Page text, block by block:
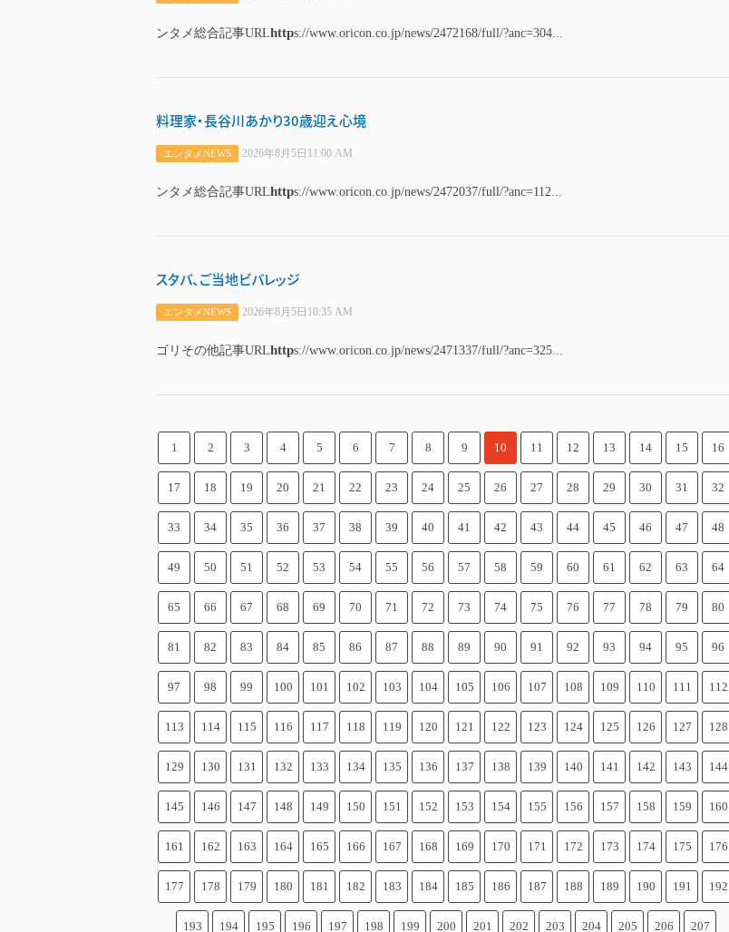
ンタメ総合記事URLhttps://www.oricon.co.jp/news/2472168/full/?anc=304...
料理家・長谷川あかり30歳迎え心境
エンタメNEWS 2026年8月5日11:00 AM
ンタメ総合記事URLhttps://www.oricon.co.jp/news/2472037/full/?anc=112...
スタバ、ご当地ビバレッジ
エンタメNEWS 2026年8月5日10:35 AM
ゴリその他記事URLhttps://www.oricon.co.jp/news/2471337/full/?anc=325...
1 2 3 4 5 6 7 8 9 10 11 12 13 14 15 16
17 18 19 20 21 22 23 24 25 26 27 28 29 30 31 32
33 34 35 36 37 38 39 40 41 42 43 44 45 46 47 48
49 50 51 52 53 54 55 56 57 58 59 60 61 62 63 64
65 66 67 68 69 70 71 72 73 74 75 76 77 78 79 80
81 82 83 84 85 86 87 88 89 90 91 92 93 94 95 96
97 98 99 100 101 102 103 104 105 106 107 108 109 110 111 112
113 114 115 116 117 118 119 120 121 122 123 124 125 126 127 128
129 130 131 132 133 134 135 136 137 138 139 140 141 142 143 144
145 146 147 148 149 150 151 152 153 154 155 156 157 158 159 160
161 162 163 164 165 166 167 168 169 170 171 172 173 174 175 176
177 178 179 180 181 182 183 184 185 186 187 188 189 190 191 192
193 194 195 196 197 198 199 200 201 202 203 204 205 206 207